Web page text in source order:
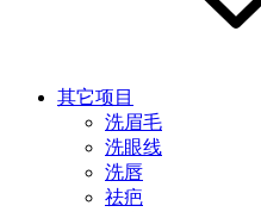
其它项目
洗眉毛
洗眼线
洗唇
祛疤